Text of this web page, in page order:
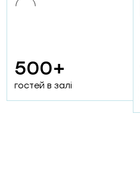
500+
70+
гостей в залі